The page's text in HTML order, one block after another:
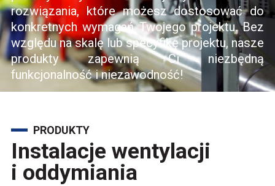
rozwiązania, które możesz dostosować do
konkretnych wymagań Twojego projektu. Bez
względu na skalę lub specyfikę projektu, nasze
produkty zapewnią Ci niezbędną
funkcjonalność i niezawodność!
PRODUKTY
Instalacje wentylacji
i oddymiania